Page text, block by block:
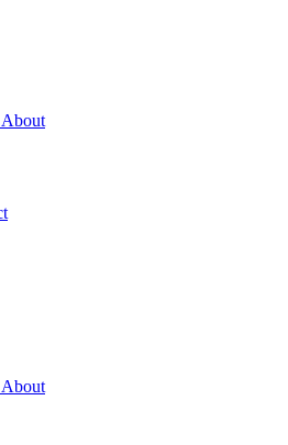
About
About